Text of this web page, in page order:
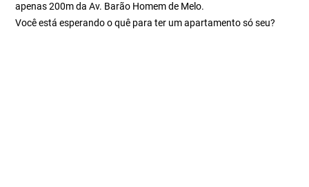
apenas 200m da Av. Barão Homem de Melo.
Você está esperando o quê para ter um apartamento só seu?